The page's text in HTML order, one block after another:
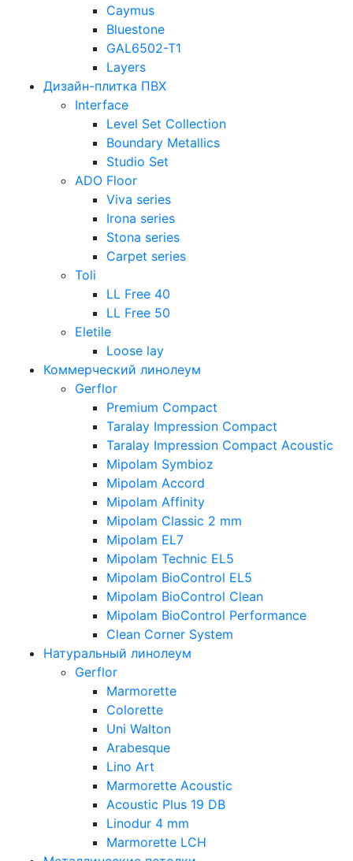
Caymus
Bluestone
GAL6502-T1
Layers
Дизайн-плитка ПВХ
Interface
Level Set Collection
Boundary Metallics
Studio Set
ADO Floor
Viva series
Irona series
Stona series
Carpet series
Toli
LL Free 40
LL Free 50
Eletile
Loose lay
Коммерческий линолеум
Gerflor
Premium Compact
Taralay Impression Compact
Taralay Impression Compact Acoustic
Mipolam Symbioz
Mipolam Accord
Mipolam Affinity
Mipolam Classic 2 mm
Mipolam EL7
Mipolam Technic EL5
Mipolam BioControl EL5
Mipolam BioControl Clean
Mipolam BioControl Performance
Clean Corner System
Натуральный линолеум
Gerflor
Marmorette
Colorette
Uni Walton
Arabesque
Lino Art
Marmorette Acoustic
Acoustic Plus 19 DB
Linodur 4 mm
Marmorette LCH